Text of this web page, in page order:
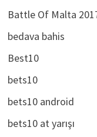
Battle Of Malta
bedava bahis
Best10
bets10
bets10 android
bets10 at yarışı